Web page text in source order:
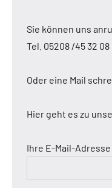
Sie können uns
Tel. 05208 /45 32 08
Oder eine Mail
Hier geht es zu
Ihre E-Mail-